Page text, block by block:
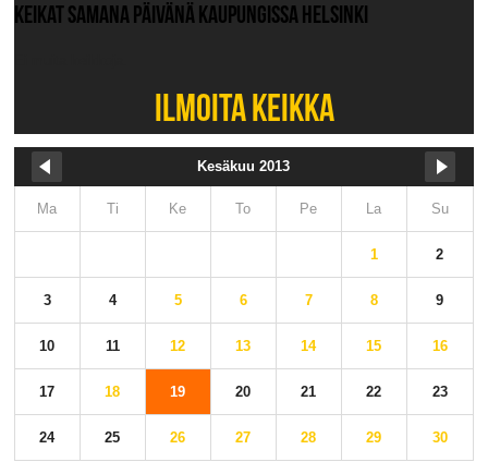
KEIKAT SAMANA PÄIVÄNÄ KAUPUNGISSA HELSINKI
ILMOITA KEIKKA
Kesäkuu 2013
Ma Ti Ke To Pe La Su
1 2
3 4 5 6 7 8 9
10 11 12 13 14 15 16
17 18 19 20 21 22 23
24 25 26 27 28 29 30